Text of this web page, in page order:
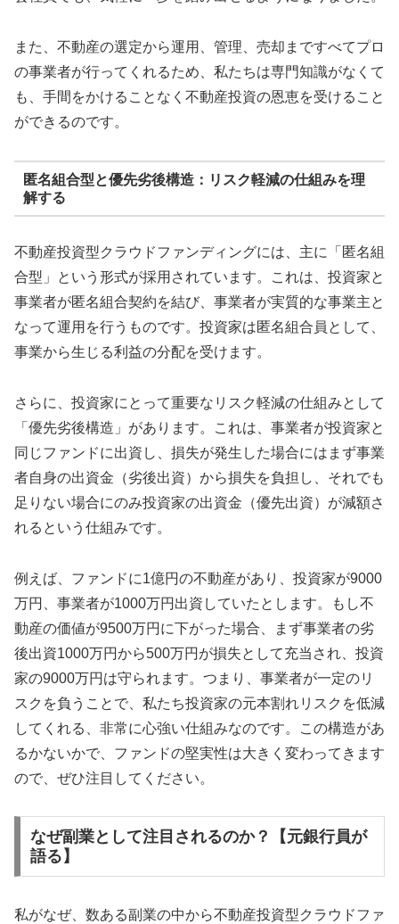
また、不動産の選定から運用、管理、売却まですべてプロ
の事業者が行ってくれるため、私たちは専門知識がなくて
も、手間をかけることなく不動産投資の恩恵を受けること
ができるのです。
匿名組合型と優先劣後構造：リスク軽減の仕組みを理
解する
不動産投資型クラウドファンディングには、主に「匿名組
合型」という形式が採用されています。これは、投資家と
事業者が匿名組合契約を結び、事業者が実質的な事業主と
なって運用を行うものです。投資家は匿名組合員として、
事業から生じる利益の分配を受けます。
さらに、投資家にとって重要なリスク軽減の仕組みとして
「優先劣後構造」があります。これは、事業者が投資家と
同じファンドに出資し、損失が発生した場合にはまず事業
者自身の出資金（劣後出資）から損失を負担し、それでも
足りない場合にのみ投資家の出資金（優先出資）が減額さ
れるという仕組みです。
例えば、ファンドに1億円の不動産があり、投資家が9000
万円、事業者が1000万円出資していたとします。もし不
動産の価値が9500万円に下がった場合、まず事業者の劣
後出資1000万円から500万円が損失として充当され、投資
家の9000万円は守られます。つまり、事業者が一定のリ
スクを負うことで、私たち投資家の元本割れリスクを低減
してくれる、非常に心強い仕組みなのです。この構造があ
るかないかで、ファンドの堅実性は大きく変わってきます
ので、ぜひ注目してください。
なぜ副業として注目されるのか？【元銀行員が
語る】
私がなぜ、数ある副業の中から不動産投資型クラウドファ